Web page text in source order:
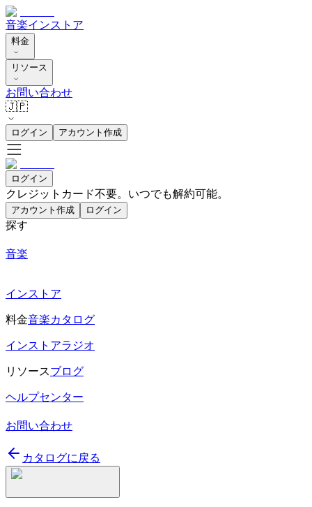
音楽インストア
料金
リソース
お問い合わせ
🇯🇵
ログイン アカウント作成
ログイン
クレジットカード不要。いつでも解約可能。
アカウント作成 ログイン
探す
音楽
インストア
料金音楽カタログ
インストアラジオ
リソースブログ
ヘルプセンター
お問い合わせ
カタログに戻る